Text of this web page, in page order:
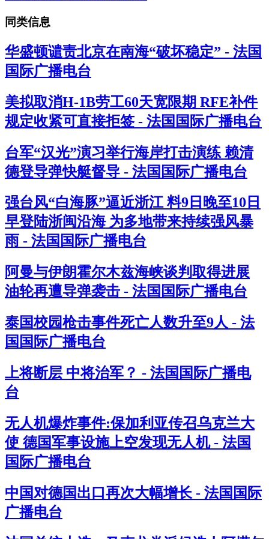
同类信息
华盛顿谴责北京在南海“破坏稳定” - 法国
国际广播电台
美拟取消H-1B劳工60天宽限期 RFE补件
规定收紧可直接拒签 - 法国国际广播电台
台军“汉光”演习举行海岸打击演练 赖清
德登导弹快艇督导 - 法国国际广播电台
强台风“白海豚”逼近浙江 料9日晚至10日
早登陆浙闽沿海 为多地带来持续强风暴
雨 - 法国国际广播电台
阿曼与伊朗霍尔木兹海峡谈判取得进展
油轮再遭导弹袭击 - 法国国际广播电台
泰国校园枪击事件死亡人数升至9人 - 法
国国际广播电台
上将断层 中将治军？ - 法国国际广播电
台
无人机爆炸事件:保加利亚传召乌克兰大
使 德国军事设施上空发现无人机 - 法国
国际广播电台
中国对德国出口再次大幅增长 - 法国国际
广播电台